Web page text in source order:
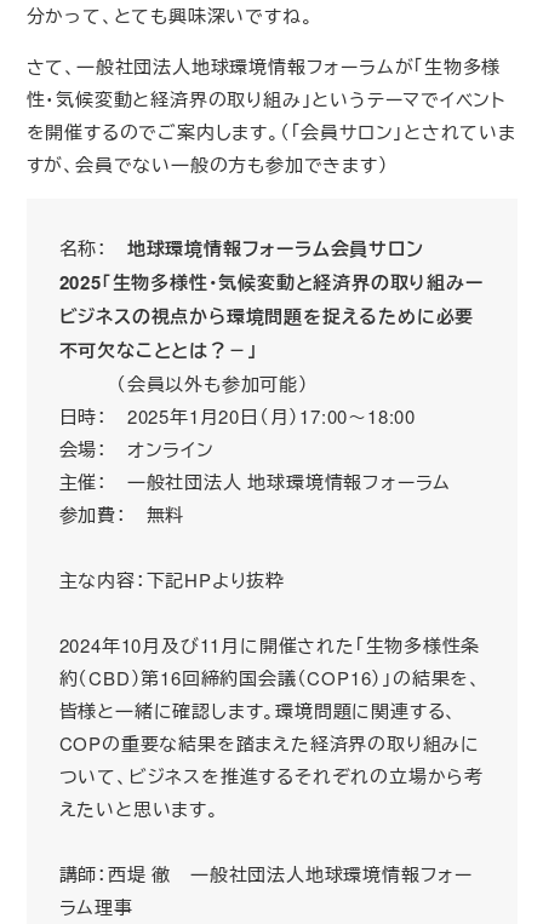
分かって、とても興味深いですね。
さて、一般社団法人地球環境情報フォーラムが「生物多様
性・気候変動と経済界の取り組み」というテーマでイベント
を開催するのでご案内します。（「会員サロン」とされていま
すが、会員でない一般の方も参加できます）
名称： 地球環境情報フォーラム会員サロン
2025「生物多様性・気候変動と経済界の取り組みー
ビジネスの視点から環境問題を捉えるために必要
不可欠なこととは？－」
（会員以外も参加可能）
日時： 2025年1月20日（月）17:00～18:00
会場： オンライン
主催： 一般社団法人 地球環境情報フォーラム
参加費： 無料
主な内容：下記HPより抜粋
2024年10月及び11月に開催された「生物多様性条
約（CBD）第16回締約国会議（COP16）」の結果を、
皆様と一緒に確認します。環境問題に関連する、
COPの重要な結果を踏まえた経済界の取り組みに
ついて、ビジネスを推進するそれぞれの立場から考
えたいと思います。
講師：西堤 徹 一般社団法人地球環境情報フォー
ラム理事